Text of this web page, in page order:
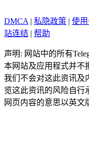
DMCA | 私隐政策 | 使
站连结 | 帮助
声明: 网站中的所有
本网站及应用程式并不
我们不会对这此资讯及
览这此资讯的风险自行
网页内容的意思以英文